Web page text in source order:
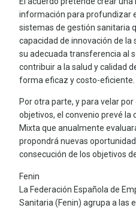
información para profundizar
sistemas de gestión sanitaria
capacidad de innovación de la
su adecuada transferencia al
contribuir a la salud y calidad
forma eficaz y costo-eficiente.
Por otra parte, y para velar
objetivos, el convenio prevé la
Mixta que anualmente
propondrá nuevas
consecución de los objetivos
Fenin
La Federación Española de
Sanitaria (Fenin) agrupa a las